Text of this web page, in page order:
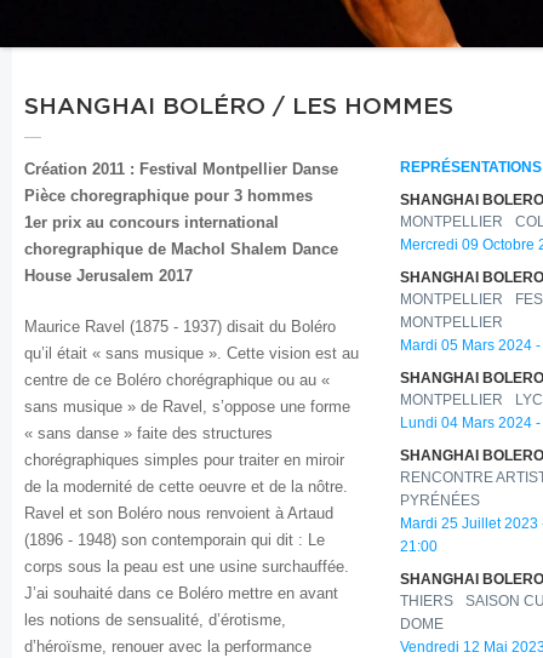
SHANGHAI BOLÉRO / LES HOMMES
Création 2011 : Festival Montpellier Danse
Pièce choregraphique pour 3 hommes
1er prix au concours international
choregraphique de Machol Shalem Dance
House Jerusalem 2017
Maurice Ravel (1875 - 1937) disait du Boléro
qu’il était « sans musique ». Cette vision est au
centre de ce Boléro chorégraphique ou au «
sans musique » de Ravel, s’oppose une forme
« sans danse » faite des structures
chorégraphiques simples pour traiter en miroir
de la modernité de cette oeuvre et de la nôtre.
Ravel et son Boléro nous renvoient à Artaud
(1896 - 1948) son contemporain qui dit : Le
corps sous la peau est une usine surchauffée.
J’ai souhaité dans ce Boléro mettre en avant
les notions de sensualité, d’érotisme,
d’héroïsme, renouer avec la performance
SHANGHAI
MONTPELLIER
Mercredi 09 Octobre
SHANGHAI
MONTPELLIER
MONTPELLIER
Mardi 05 Mars 2024
SHANGHAI
MONTPELLIER
Lundi 04 Mars 2024
SHANGHAI
RENCONTRE
PYRÉNÉES
Mardi 25 Juillet 2023
21:00
SHANGHAI
THIERS
SAISON
DOME
Vendredi 12 Mai